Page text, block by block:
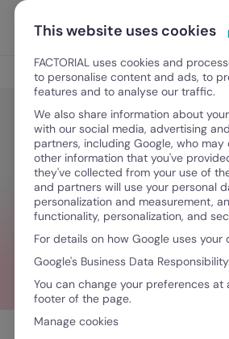
Ir al contenido
Leyes Laborales
Leyes Laborales
La ley de Pareto para
tu empresa
April 24, 2023 10 minutos de lectura
Tabla de contenidos
This website uses cookies
FACTORIAL uses cookies and
to personalise content and ads, to
features and to analyse our traffic.
We also share information about
with our social media, advertising
partners, including Google, who
other information that you've
they've collected from your use of
and partners will use your personal
personalization and measurement,
functionality, personalization, and
For details on how Google uses your
Google's Business Data Responsibility.
You can change your preferences
footer of the page.
Manage cookies